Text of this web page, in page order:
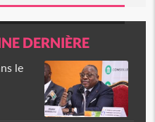
DERNIÈRE
le